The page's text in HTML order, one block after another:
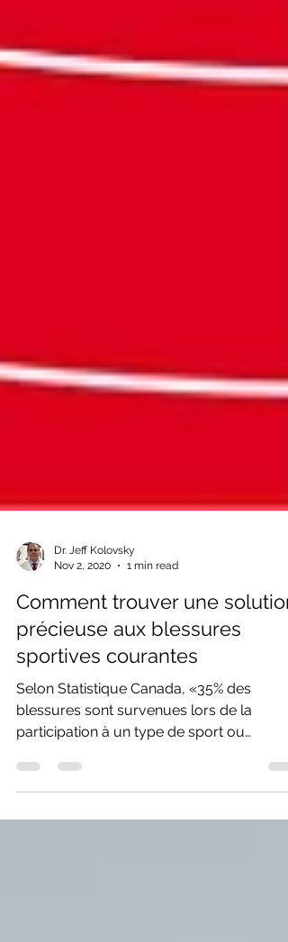
Nov 2, 2020
1 min read
Comment trouver une solution
précieuse aux blessures
sportives courantes
Selon Statistique Canada, «35% des
blessures sont survenues lors de la
participation à un type de sport ou
d'exercice. Les deux tiers...